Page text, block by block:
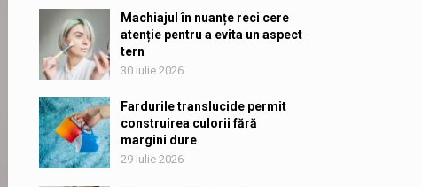
Machiajul în nuanțe reci cere
atenție pentru a evita un aspect
tern
30 iulie 2026
Fardurile translucide permit
construirea culorii fără
margini dure
29 iulie 2026